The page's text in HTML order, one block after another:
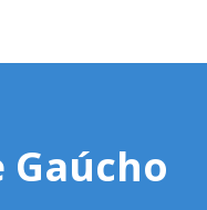
Gaúcho